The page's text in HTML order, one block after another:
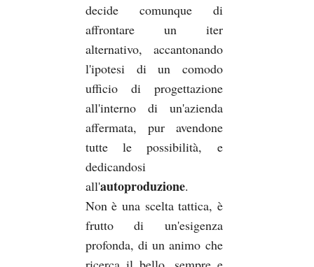
decide comunque di
affrontare un iter
alternativo, accantonando
l'ipotesi di un comodo
ufficio di progettazione
all'interno di un'azienda
affermata, pur avendone
tutte le possibilità, e
dedicandosi
all'autoproduzione.
Non è una scelta tattica, è
frutto di un'esigenza
profonda, di un animo che